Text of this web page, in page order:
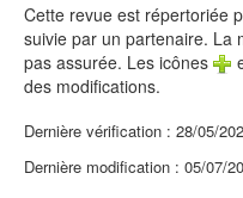
Cette revue est répertoriée
suivie par un partenaire. La
pas assurée. Les icônes
des modifications.
Dernière vérification : 28/05/
Dernière modification : 05/07/